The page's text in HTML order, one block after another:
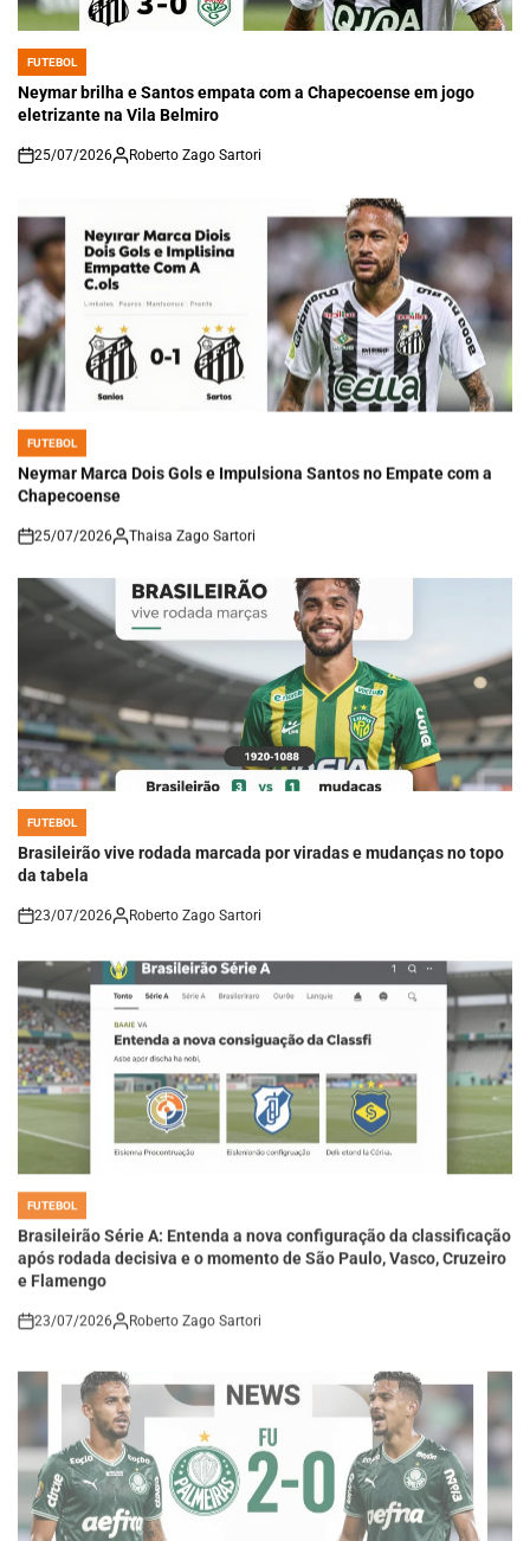
POSTED
IN
FUTEBOL
Neymar brilha e Santos empata com a Chapecoense em jogo
eletrizante na Vila Belmiro
on
25/07/2026 Roberto Zago Sartori
POSTED
IN
FUTEBOL
Neymar Marca Dois Gols e Impulsiona Santos no Empate com a
Chapecoense
on
25/07/2026 Thaisa Zago Sartori
POSTED
IN
FUTEBOL
Brasileirão vive rodada marcada por viradas e mudanças no topo
da tabela
on
IN
FUTEBOL
Brasileirão Série A: Entenda a nova configuração da classificação
após rodada decisiva e o momento de São Paulo, Vasco, Cruzeiro
e Flamengo
23/07/2026